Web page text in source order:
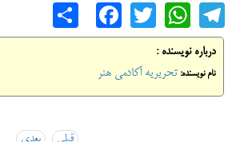
Telegram
WhatsApp
Twitter
Facebook
درباره نویسنده :
نام نویسنده: تحریریه آکادمی هنر
قبلی بعدی